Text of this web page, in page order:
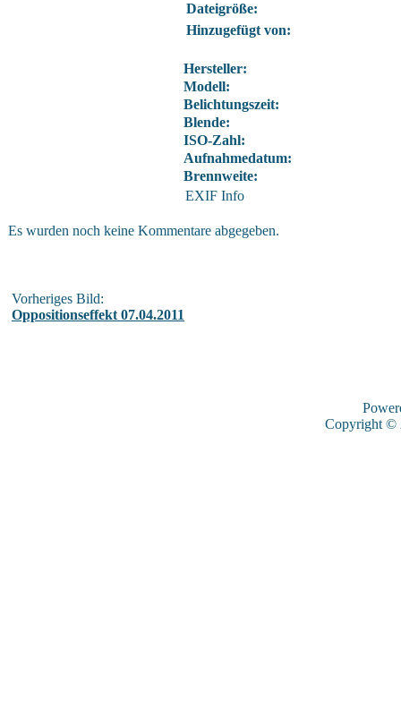
Dateigröße:
Hinzugefügt von:
Hersteller:
Modell:
Belichtungszeit:
Blende:
ISO-Zahl:
Aufnahmedatum:
Brennweite:
EXIF Info
Es wurden noch keine Kommentare abgegeben.
Vorheriges Bild:
Oppositionseffekt 07.04.2011
Copyright ©